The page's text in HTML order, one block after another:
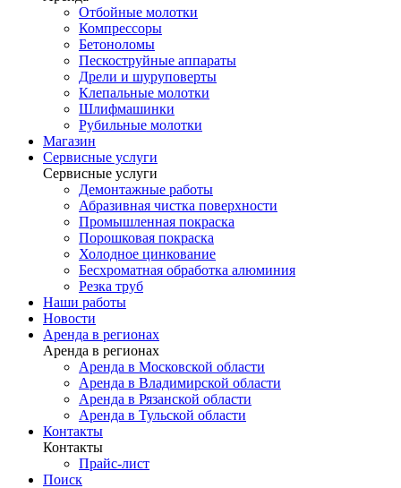
Отбойные молотки
Компрессоры
Бетоноломы
Пескоструйные аппараты
Дрели и шуруповерты
Клепальные молотки
Шлифмашинки
Рубильные молотки
Магазин
Сервисные услуги
Сервисные услуги
Демонтажные работы
Абразивная чистка поверхности
Промышленная покраска
Порошковая покраска
Холодное цинкование
Бесхроматная обработка алюминия
Резка труб
Наши работы
Новости
Аренда в регионах
Аренда в регионах
Аренда в Московской области
Аренда в Владимирской области
Аренда в Рязанской области
Аренда в Тульской области
Контакты
Контакты
Прайс-лист
Поиск